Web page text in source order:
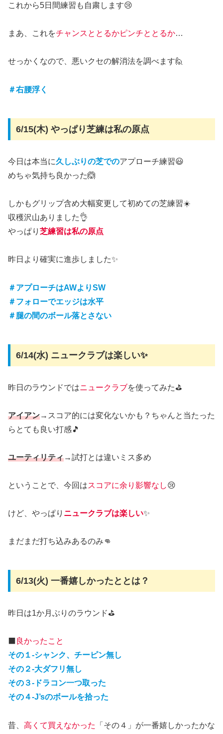
これから5日間練習も自粛します😢
まあ、これをチャンスととるかピンチととるか…
せっかくなので、悪いクセの解消法を調べます🙋
＃右腰浮く
6/15(木) やっぱり芝練は私の原点
今日は本当に久しぶりの芝でのアプローチ練習😃
めちゃ気持ち良かった🙆
しかもグリップ含め大幅変更して初めての芝練習☀️
収穫沢山ありました👌
やっぱり 芝練習は私の原点
昨日より確実に進歩しました✨
＃アプローチはAWよりSW
＃フォローでエッジは水平
＃腿の間のボール落とさない
6/14(水) ニュークラブは楽しい✨
昨日のラウンドではニュークラブを使ってみた⛳
アイアン→スコア的には変化ないかも？ちゃんと当たった
らとても良い打感🎵
ユーティリティ→試打とは違いミス多め
ということで、今回はスコアに余り影響なし😢
けど、やっぱり ニュークラブは楽しい✨
まだまだ打ち込みあるのみ👊
6/13(火) 一番嬉しかったととは？
昨日は1か月ぶりのラウンド⛳
良かったこと
その１-シャンク、チーピン無し
その２-大ダフリ無し
その３-ドラコン一つ取った
その４-J’sのボールを拾った
昔、 高くて買えなかった
「その４」が一番嬉しかったかな